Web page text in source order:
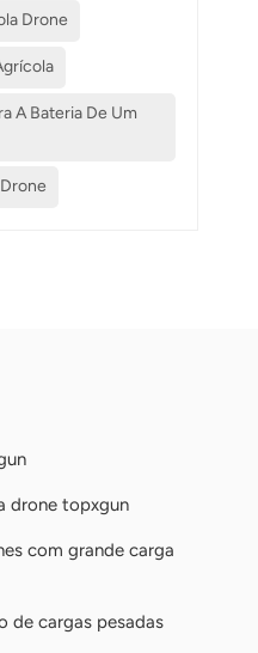
Drone
A Bateria De Um
drone topxgun
com grande carga
de cargas pesadas